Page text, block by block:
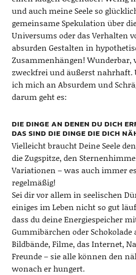
und auch meine Seele so
gemeinsame Spekulation über
Universums oder das Verhalten
absurden Gestalten in
Zusammenhängen! Wunderbar,
zweckfrei und äußerst nahrhaft.
ich mich an Absurdem und
darum geht es:
DIE DINGE AN DENEN DU DICH
DAS SIND DIE DINGE DIE DICH
Vielleicht braucht Deine Seele
die Zugspitze, den
Variationen – was auch immer
regelmäßig!
Sei dir vor allem in seelischen
einiges im Leben nicht so gut
dass du deine Energiespeicher
Gummibärchen oder
Bildbände, Filme, das Internet,
Freunde – sie alle können den
wonach er hungert.